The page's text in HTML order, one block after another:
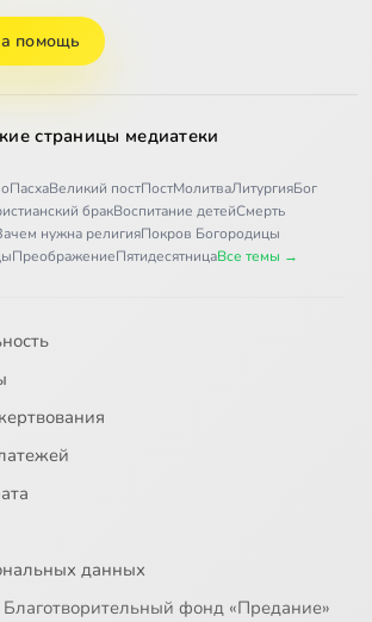
Великий, преподобный
Карпатский, преподобный
преподобный
пророк
(c)
помощь
страницы медиатеки
ПасхаВеликий постПостМолитваЛитургияБог
бракВоспитание детейСмерть
нужна религияПокров Богородицы
ПреображениеПятидесятницаВсе темы →
данных
фонд «Предание»